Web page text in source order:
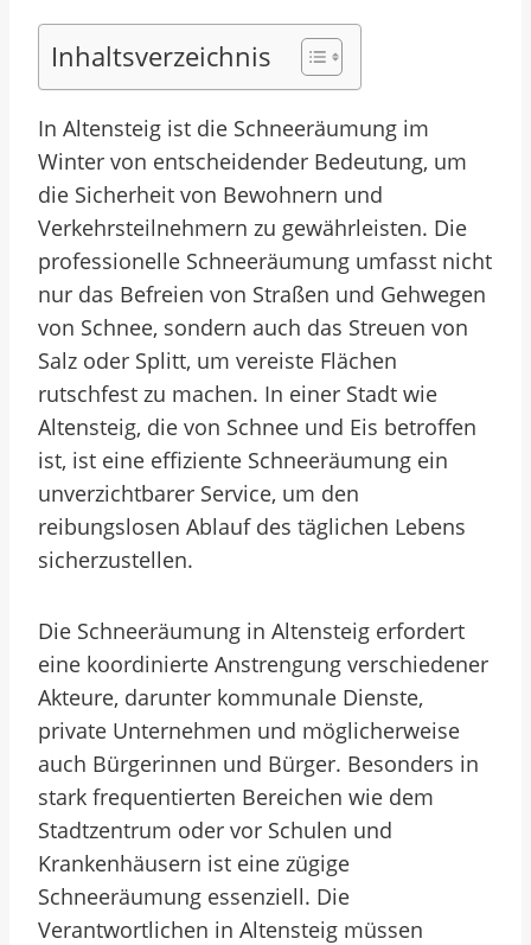
Inhaltsverzeichnis
In Altensteig ist die Schneeräumung im
Winter von entscheidender Bedeutung, um
die Sicherheit von Bewohnern und
Verkehrsteilnehmern zu gewährleisten. Die
professionelle Schneeräumung umfasst nicht
nur das Befreien von Straßen und Gehwegen
von Schnee, sondern auch das Streuen von
Salz oder Splitt, um vereiste Flächen
rutschfest zu machen. In einer Stadt wie
Altensteig, die von Schnee und Eis betroffen
ist, ist eine effiziente Schneeräumung ein
unverzichtbarer Service, um den
reibungslosen Ablauf des täglichen Lebens
sicherzustellen.
Die Schneeräumung in Altensteig erfordert
eine koordinierte Anstrengung verschiedener
Akteure, darunter kommunale Dienste,
private Unternehmen und möglicherweise
auch Bürgerinnen und Bürger. Besonders in
stark frequentierten Bereichen wie dem
Stadtzentrum oder vor Schulen und
Krankenhäusern ist eine zügige
Schneeräumung essenziell. Die
Verantwortlichen in Altensteig müssen